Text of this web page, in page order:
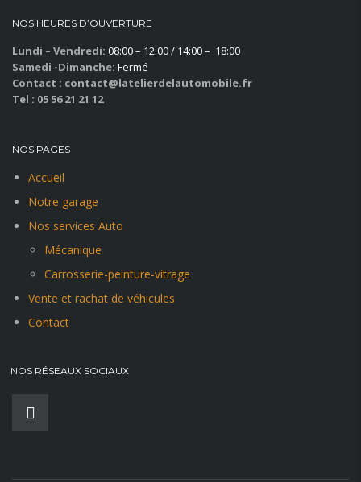
NOS HEURES D’OUVERTURE
Lundi – Vendredi: 08:00 – 12:00 / 14:00 – 18:00
Samedi -Dimanche: Fermé
Contact : contact@latelierdelautomobile.fr
Tel : 05 56 21 21 12
NOS PAGES
Accueil
Notre garage
Nos services Auto
Mécanique
Carrosserie-peinture-vitrage
Vente et rachat de véhicules
Contact
NOS RÉSEAUX SOCIAUX